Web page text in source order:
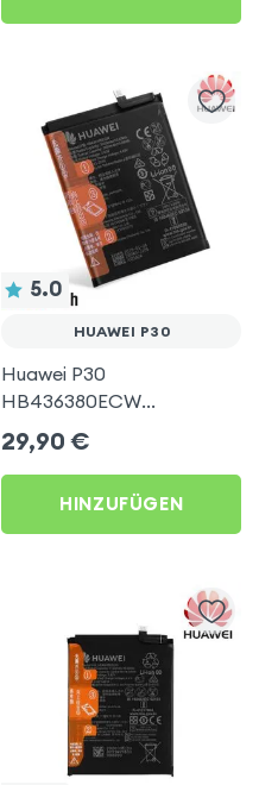
5.0
HUAWEI P30
Huawei P30
HB436380ECW
Hochleistungsakku,
3650mAh Austausch-
Akku
29,90 €
HINZUFÜGEN